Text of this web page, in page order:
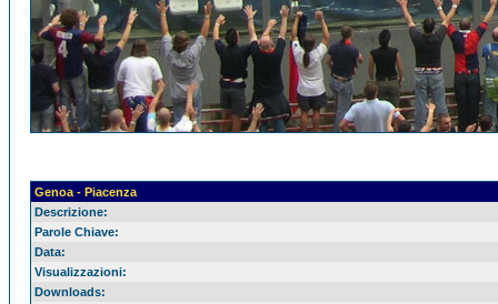
Genoa - Piacenza
Descrizione:
Parole Chiave:
Data:
Visualizzazioni:
Downloads: